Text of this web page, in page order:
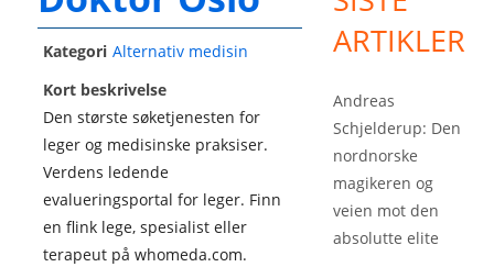
Kategori Alternativ medisin
Kort beskrivelse
Den største søketjenesten for
leger og medisinske praksiser.
Verdens ledende
evalueringsportal for leger. Finn
en flink lege, spesialist eller
terapeut på whomeda.com.
ARTIKLER
Andreas
Schjelderup: Den
nordnorske
magikeren og
veien mot den
absolutte elite